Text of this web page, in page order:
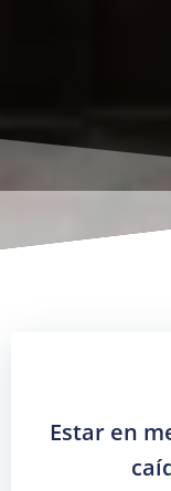
Estar en